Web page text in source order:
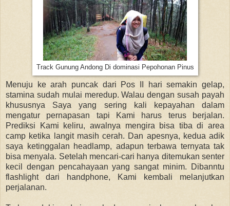
Track Gunung Andong Di dominasi Pepohonan Pinus
Menuju ke arah puncak dari Pos II hari semakin gelap,
stamina sudah mulai meredup. Walau dengan susah payah
khususnya Saya yang sering kali kepayahan dalam
mengatur pernapasan tapi Kami harus terus berjalan.
Prediksi Kami keliru, awalnya mengira bisa tiba di area
camp ketika langit masih cerah. Dan apesnya, kedua adik
saya ketinggalan headlamp, adapun terbawa ternyata tak
bisa menyala. Setelah mencari-cari hanya ditemukan senter
kecil dengan pencahayaan yang sangat minim. Dibanntu
flashlight dari handphone, Kami kembali melanjutkan
perjalanan.